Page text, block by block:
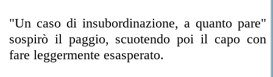
"Un caso di insubordinazione, a quanto pare"
sospirò il paggio, scuotendo poi il capo con
fare leggermente esasperato.